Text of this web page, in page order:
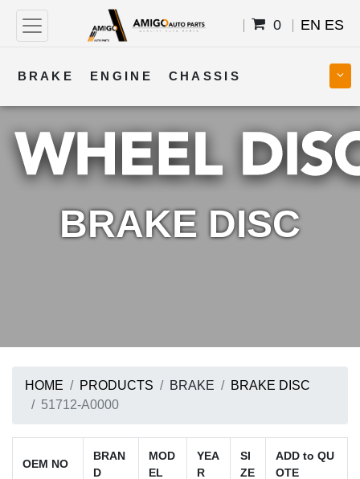
0 EN ES
BRAKE ENGINE CHASSIS
COOLING STEERING BODY
TRANSMISSION FUEL ELECTRICAL
BRAKE DISC
HOME PRODUCTS BRAKE
BRAKE DISC
51712-A0000
OEM NO
BRAN
D
MOD
EL
YEA
R
SI
ZE
ADD to QU
OTE